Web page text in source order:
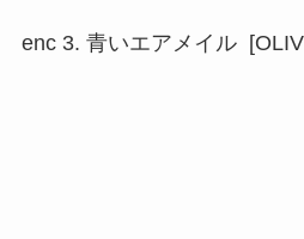
enc 3. 青いエアメイル